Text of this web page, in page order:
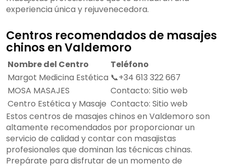
experiencia única y rejuvenecedora.
Centros recomendados de masajes
chinos en Valdemoro
Nombre del Centro
Teléfono
Margot Medicina Estética 📞+34 613 322 667
MOSA MASAJES
Contacto: Sitio web
Centro Estética y Masaje Contacto: Sitio web
Estos centros de masajes chinos en Valdemoro son
altamente recomendados por proporcionar un
servicio de calidad y contar con masajistas
profesionales que dominan las técnicas chinas.
Prepárate para disfrutar de un momento de